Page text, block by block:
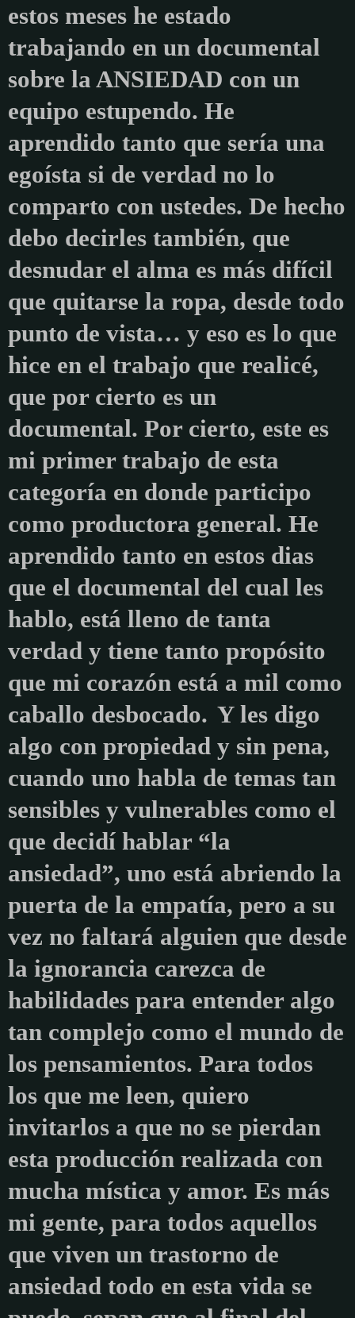
estos meses he estado
trabajando en un documental
sobre la ANSIEDAD con un
equipo estupendo. He
aprendido tanto que sería una
egoísta si de verdad no lo
comparto con ustedes. De hecho
debo decirles también, que
desnudar el alma es más difícil
que quitarse la ropa, desde todo
punto de vista… y eso es lo que
hice en el trabajo que realicé,
que por cierto es un
documental. Por cierto, este es
mi primer trabajo de esta
categoría en donde participo
como productora general. He
aprendido tanto en estos dias
que el documental del cual les
hablo, está lleno de tanta
verdad y tiene tanto propósito
que mi corazón está a mil como
caballo desbocado. Y les digo
algo con propiedad y sin pena,
cuando uno habla de temas tan
sensibles y vulnerables como el
que decidí hablar “la
ansiedad”, uno está abriendo la
puerta de la empatía, pero a su
vez no faltará alguien que desde
la ignorancia carezca de
habilidades para entender algo
tan complejo como el mundo de
los pensamientos. Para todos
los que me leen, quiero
invitarlos a que no se pierdan
esta producción realizada con
mucha mística y amor. Es más
mi gente, para todos aquellos
que viven un trastorno de
ansiedad todo en esta vida se